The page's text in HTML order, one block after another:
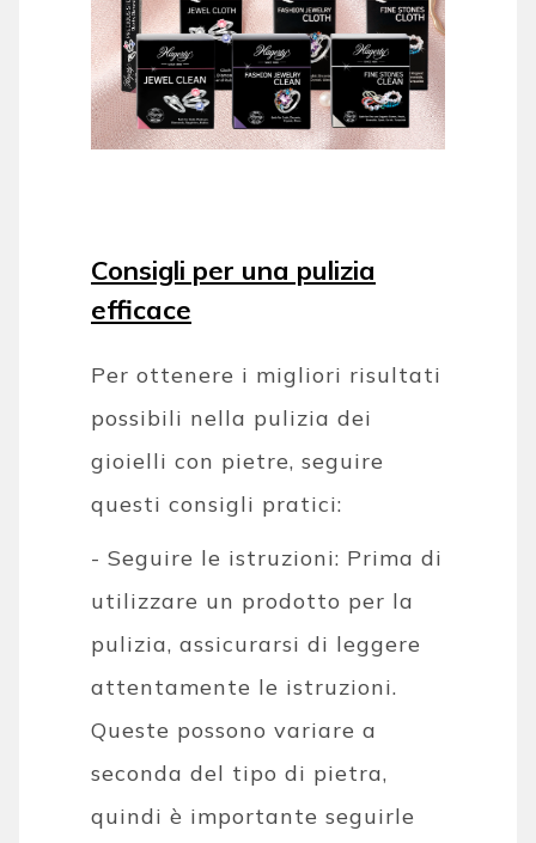
Consigli per una pulizia
efficace
Per ottenere i migliori risultati
possibili nella pulizia dei
gioielli con pietre, seguire
questi consigli pratici:
- Seguire le istruzioni: Prima di
utilizzare un prodotto per la
pulizia, assicurarsi di leggere
attentamente le istruzioni.
Queste possono variare a
seconda del tipo di pietra,
quindi è importante seguirle